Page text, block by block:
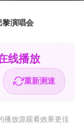
黎演唱会
线播放
重新测速
播放源观看效果更佳